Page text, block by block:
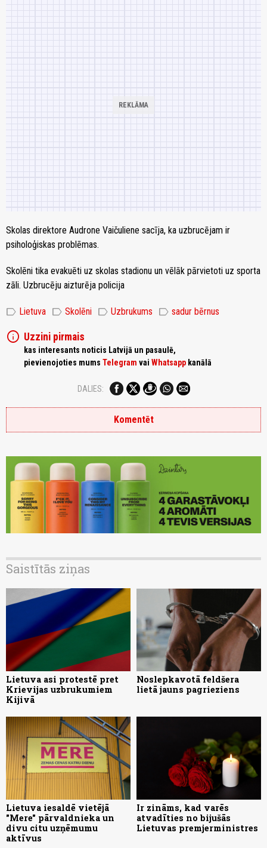
Skolas direktore Audrone Vaičuliene sacīja, ka uzbrucējam ir
psiholoģiskas problēmas.
Skolēni tika evakuēti uz skolas stadionu un vēlāk pārvietoti uz sporta
zāli. Uzbrucēju aizturēja policija
label Lietuva label Skolēni label Uzbrukums label sadur bērnus
info Uzzini pirmais
kas interesants noticis Latvijā un pasaulē,
pievienojoties mums Telegram vai Whatsapp kanālā
DALIES:
Komentēt
Saistītās ziņas
Lietuva asi protestē pret
Krievijas uzbrukumiem
Kijivā
Noslepkavotā feldšera
lietā jauns pagrieziens
Lietuva iesaldē vietējā
"Mere" pārvaldnieka un
divu citu uzņēmumu
aktīvus
Ir zināms, kad varēs
atvadīties no bijušās
Lietuvas premjerministres